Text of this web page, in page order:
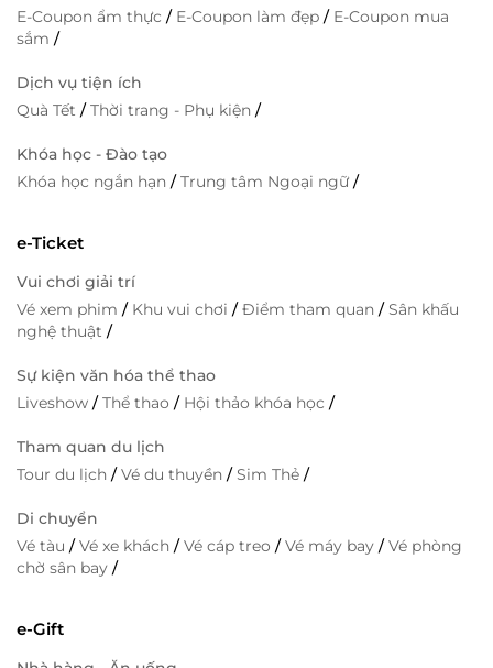
E-Coupon ẩm thực / E-Coupon làm đẹp / E-Coupon mua
sắm /
Dịch vụ tiện ích
Quà Tết /Thời trang - Phụ kiện /
Khóa học - Đào tạo
Khóa học ngắn hạn /Trung tâm Ngoại ngữ/
e-Ticket
Vui chơi giải trí
Vé xem phim / Khu vui chơi /Điểm tham quan /Sân khấu
nghệ thuật /
Sự kiện văn hóa thể thao
Liveshow /Thể thao / Hội thảo khóa học /
Tham quan du lịch
Tour du lịch /Vé du thuyền /Sim Thẻ /
Di chuyển
Vé tàu /Vé xe khách /Vé cáp treo /Vé máy bay /Vé phòng
chờ sân bay /
e-Gift